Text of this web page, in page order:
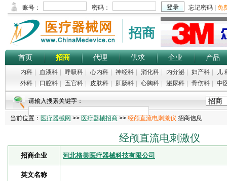
招商
首页 招商 代理 供求 企业 产品
内科 血液科 呼吸科 心内科 神经科 消化科 内分泌 妇产科
儿
外科
口腔科 五官科 皮肤科 肛肠科 心胸科 泌尿科 骨伤科 中
请输入搜素关键字：
当前位置：医疗器械网>>医疗器械招商>>经颅直流电刺激仪 招商信息
经颅直流电刺激仪
招商企业 河北格美医疗器械科技有限公司
英文名称